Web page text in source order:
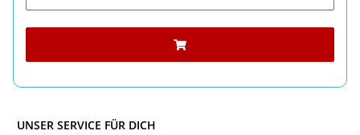
UNSER SERVICE FÜR DICH